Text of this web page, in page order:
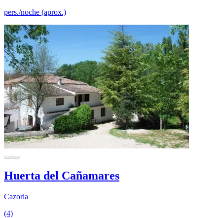
pers./noche (aprox.)
Huerta del Cañamares
Cazorla
(4)